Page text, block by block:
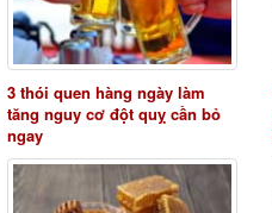
3 thói quen hàng ngày làm
tăng nguy cơ đột quỵ cần bỏ
ngay